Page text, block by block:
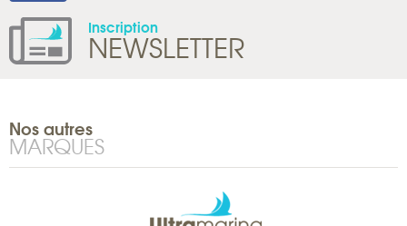
Inscription
NEWSLETTER
Nos autres
MARQUES